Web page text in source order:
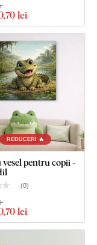
cm și 45x45 cm -
cm - Tabloul are 2
,70 lei
REDUCERI 🔥
pentru copii -
(0)
,70 lei